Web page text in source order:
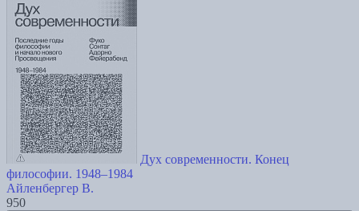
Дух современности. Конец
философии. 1948–1984
Айленбергер В.
950